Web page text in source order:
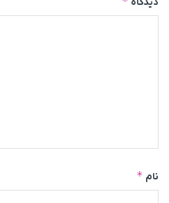
نام *